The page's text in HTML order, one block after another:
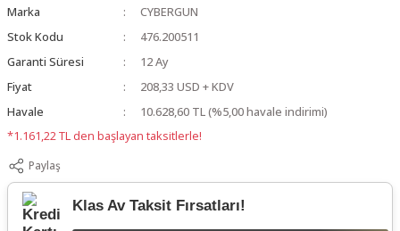
Marka
CYBERGUN
Stok Kodu
476.200511
Garanti Süresi
12 Ay
Fiyat
208,33 USD + KDV
Havale
10.628,60 TL (%5,00 havale indirimi)
*1.161,22 TL den başlayan taksitlerle!
Paylaş
Klas Av Taksit Fırsatları!